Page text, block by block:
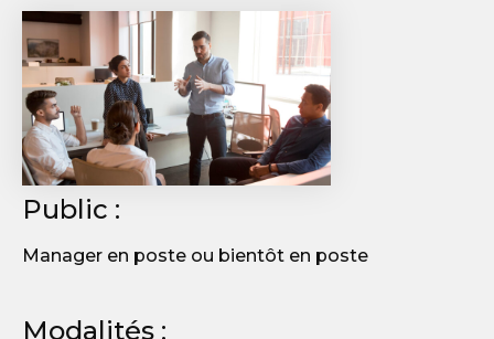
Public :
Manager en poste ou bientôt en poste
Modalités :